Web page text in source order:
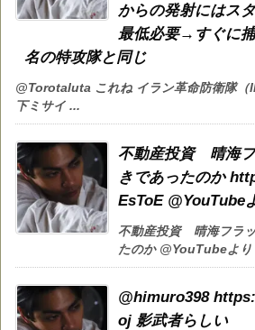
からの発射にはス
最低必要→すぐに
名の特攻隊と同じ
@Torotaluta これね イラン革命防衛隊（
下ミサイ ...
不動産投資 晴海
きであったのか
EsToE @YouTube
不動産投資 晴海フラ
たのか @YouTubeより
@himuro398
oj 影武者らしい